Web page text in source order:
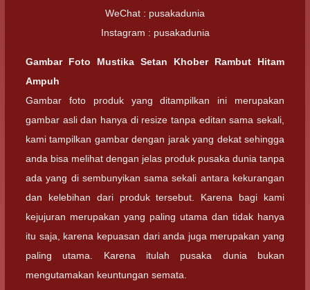
WeChat : pusakadunia
Instagram : pusakadunia
Gambar Foto Mustika Setan Khober Rambut Hitam
Ampuh
Gambar foto produk yang ditampilkan ini merupakan
gambar asli dan hanya di resize tanpa editan sama sekali,
kami tampilkan gambar dengan jarak yang dekat sehingga
anda bisa melihat dengan jelas produk pusaka dunia tanpa
ada yang di sembunyikan sama sekali antara kekurangan
dan kelebihan dari produk tersebut. Karena bagi kami
kejujuran merupakan yang paling utama dan tidak hanya
itu saja, karena kepuasan dari anda juga merupakan yang
paling utama. Karena itulah pusaka dunia bukan
mengutamakan keuntungan semata.